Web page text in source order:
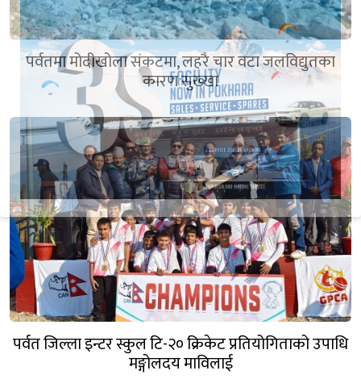
पर्वतमा मोदीखोला संकटमा, लहरै चार वटा जलविद्युतका
कारण सुख्खा
पर्वत जिल्ला इन्टर स्कुल टि-२० क्रिकेट प्रतियोगिताको उपाधि
मङ्गोलदय माविलाई